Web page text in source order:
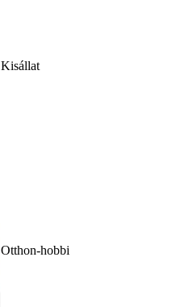
Kisállat
Otthon-hobbi